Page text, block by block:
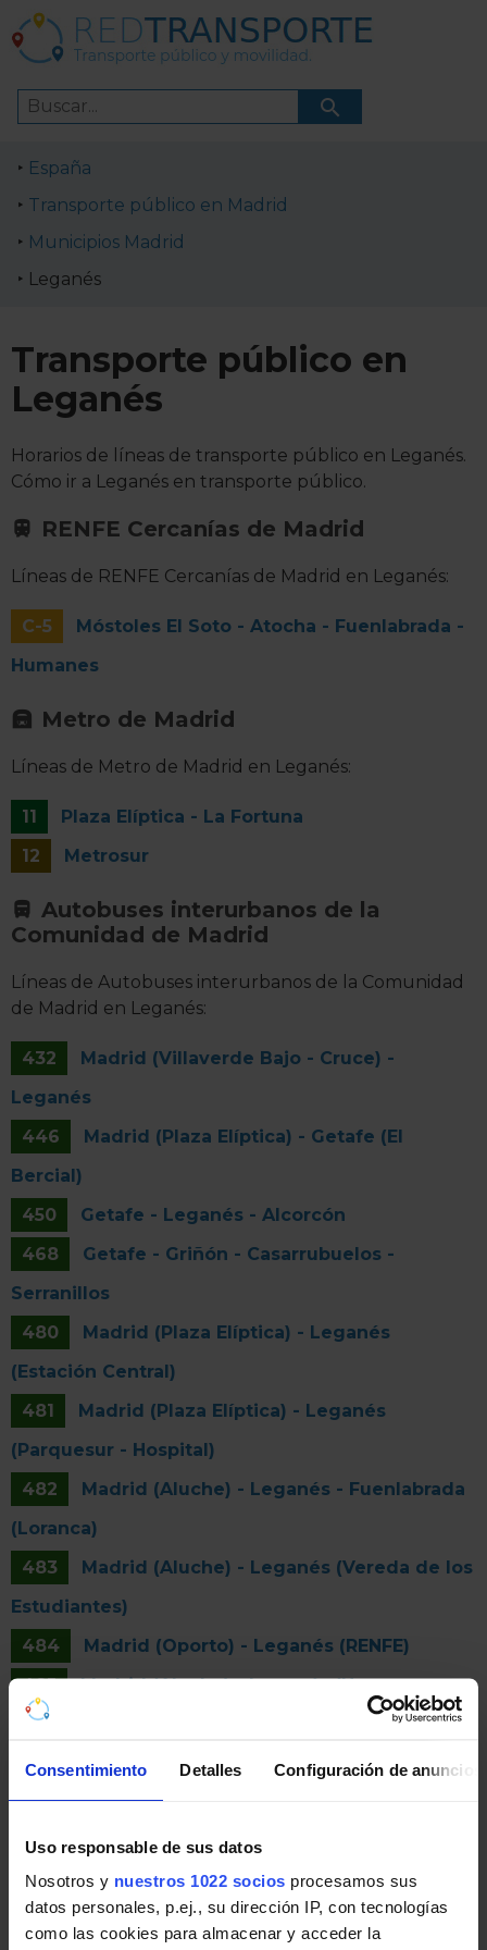
Consentimiento Detalles Configuración de anuncios
Uso responsable de sus datos
Nosotros y nuestros 1022 socios procesamos sus
datos personales, p.ej., su dirección IP, con tecnologías
como las cookies para almacenar y acceder la
España
Transporte público en Madrid
Municipios Madrid
Leganés
Transporte público en
Leganés
Horarios de líneas de transporte público en Leganés.
Cómo ir a Leganés en transporte público.
RENFE Cercanías de Madrid
Líneas de RENFE Cercanías de Madrid en Leganés:
C-5
Móstoles El Soto - Atocha - Fuenlabrada -
Humanes
Metro de Madrid
Líneas de Metro de Madrid en Leganés:
11
Plaza Elíptica - La Fortuna
12
Metrosur
Autobuses interurbanos de la
Comunidad de Madrid
Líneas de Autobuses interurbanos de la Comunidad
de Madrid en Leganés:
432
Madrid (Villaverde Bajo - Cruce) -
Leganés
446
Madrid (Plaza Elíptica) - Getafe (El
Bercial)
450
Getafe - Leganés - Alcorcón
468
Getafe - Griñón - Casarrubuelos -
Serranillos
480
Madrid (Plaza Elíptica) - Leganés
(Estación Central)
481
Madrid (Plaza Elíptica) - Leganés
(Parquesur - Hospital)
482
Madrid (Aluche) - Leganés - Fuenlabrada
(Loranca)
483
Madrid (Aluche) - Leganés (Vereda de los
Estudiantes)
484
Madrid (Oporto) - Leganés (RENFE)
485
Madrid (Aluche) - Leganés (Norte -
Montepinos)
486
Madrid (Plaza Elíptica) - Leganés
(Valdepelayo)
487
Madrid (Aluche) - Leganés (San Nicasio)
488
Leganés (San Nicasio) - Getafe (Getafe
Norte)